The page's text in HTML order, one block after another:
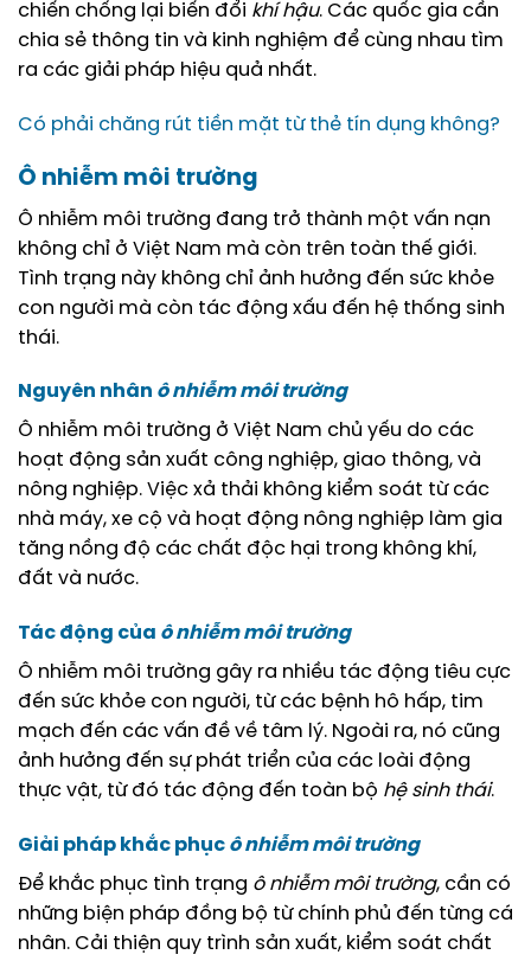
chiến chống lại biến đổi khí hậu. Các quốc gia cần
chia sẻ thông tin và kinh nghiệm để cùng nhau tìm
ra các giải pháp hiệu quả nhất.
Có phải chăng rút tiền mặt từ thẻ tín dụng không?
Ô nhiễm môi trường
Ô nhiễm môi trường đang trở thành một vấn nạn
không chỉ ở Việt Nam mà còn trên toàn thế giới.
Tình trạng này không chỉ ảnh hưởng đến sức khỏe
con người mà còn tác động xấu đến hệ thống sinh
thái.
Nguyên nhân ô nhiễm môi trường
Ô nhiễm môi trường ở Việt Nam chủ yếu do các
hoạt động sản xuất công nghiệp, giao thông, và
nông nghiệp. Việc xả thải không kiểm soát từ các
nhà máy, xe cộ và hoạt động nông nghiệp làm gia
tăng nồng độ các chất độc hại trong không khí,
đất và nước.
Tác động của ô nhiễm môi trường
Ô nhiễm môi trường gây ra nhiều tác động tiêu cực
đến sức khỏe con người, từ các bệnh hô hấp, tim
mạch đến các vấn đề về tâm lý. Ngoài ra, nó cũng
ảnh hưởng đến sự phát triển của các loài động
thực vật, từ đó tác động đến toàn bộ hệ sinh thái.
Giải pháp khắc phục ô nhiễm môi trường
Để khắc phục tình trạng ô nhiễm môi trường, cần có
những biện pháp đồng bộ từ chính phủ đến từng cá
nhân. Cải thiện quy trình sản xuất, kiểm soát chất